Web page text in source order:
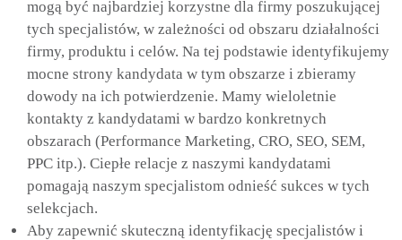
mogą być najbardziej korzystne dla firmy poszukującej
tych specjalistów, w zależności od obszaru działalności
firmy, produktu i celów. Na tej podstawie identyfikujemy
mocne strony kandydata w tym obszarze i zbieramy
dowody na ich potwierdzenie. Mamy wieloletnie
kontakty z kandydatami w bardzo konkretnych
obszarach (Performance Marketing, CRO, SEO, SEM,
PPC itp.). Ciepłe relacje z naszymi kandydatami
pomagają naszym specjalistom odnieść sukces w tych
selekcjach.
Aby zapewnić skuteczną identyfikację specjalistów i